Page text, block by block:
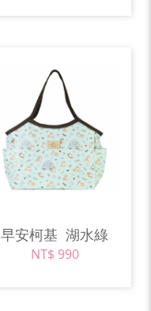
早安柯基 湖水綠
NT$ 990